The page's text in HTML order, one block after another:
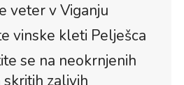
veter v Viganju
vinske kleti Pelješca
se na neokrnjenih
skritih zalivih